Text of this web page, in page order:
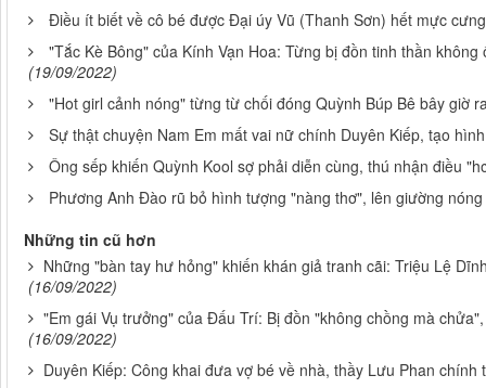
Điều ít biết về cô bé được Đại úy Vũ (Thanh Sơn) hết mực
"Tắc Kè Bông" của Kính Vạn Hoa: Từng bị đồn tinh thần
(19/09/2022)
"Hot girl cảnh nóng" từng từ chối đóng Quỳnh Búp Bê bây giờ
Sự thật chuyện Nam Em mất vai nữ chính Duyên Kiếp, tạo
Ông sếp khiến Quỳnh Kool sợ phải diễn cùng, thú nhận điều
Phương Anh Đào rũ bỏ hình tượng "nàng thơ", lên giường
Những tin cũ hơn
Những "bàn tay hư hỏng" khiến khán giả tranh cãi: Triệu Lệ
(16/09/2022)
"Em gái Vụ trưởng" của Đấu Trí: Bị đồn "không chồng mà
(16/09/2022)
Duyên Kiếp: Công khai đưa vợ bé về nhà, thầy Lưu Phan